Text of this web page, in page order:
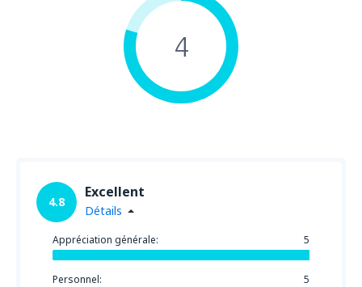
4
4.8
Excellent
Détails
Appréciation générale: 5
Personnel: 5